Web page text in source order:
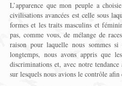
L’apparence que mon peuple a
civilisations avancées est celle sous
formes et les traits masculins et
pas, comme vous, de mélange de
raison pour laquelle nous sommes
longtemps, nous avons appris que
discriminations et, avec notre
sur lesquels nous avions le contrôle